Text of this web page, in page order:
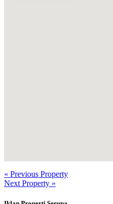
« Previous Property
Next Property »